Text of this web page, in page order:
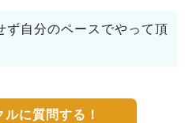
ず自分のペースでやって頂
ルに質問する！